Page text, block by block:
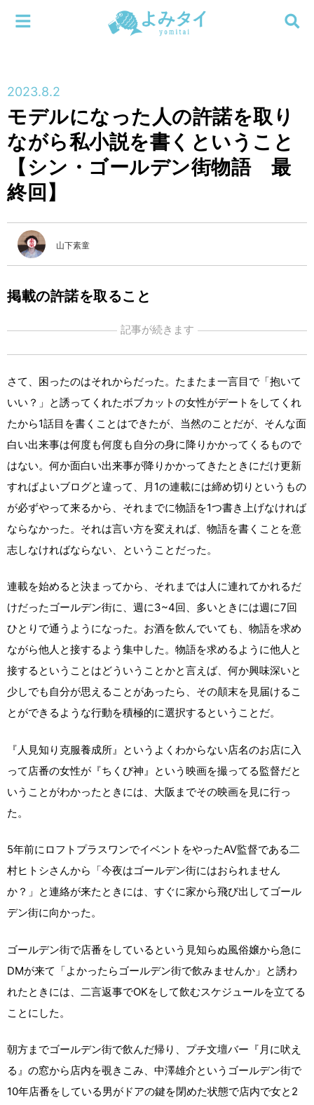
連載
新刊
特集
編集部
検索する
メニューを閉じる
2023.8.2
モデルになった人の許諾を取り
ながら私小説を書くということ
【シン・ゴールデン街物語 最
終回】
山下素童
掲載の許諾を取ること
記事が続きます
さて、困ったのはそれからだった。たまたま一言目で「抱いて
いい？」と誘ってくれたボブカットの女性がデートをしてくれ
たから1話目を書くことはできたが、当然のことだが、そんな面
白い出来事は何度も何度も自分の身に降りかかってくるもので
はない。何か面白い出来事が降りかかってきたときにだけ更新
すればよいブログと違って、月1の連載には締め切りというもの
が必ずやって来るから、それまでに物語を1つ書き上げなければ
ならなかった。それは言い方を変えれば、物語を書くことを意
志しなければならない、ということだった。
連載を始めると決まってから、それまでは人に連れてかれるだ
けだったゴールデン街に、週に3~4回、多いときには週に7回
ひとりで通うようになった。お酒を飲んでいても、物語を求め
ながら他人と接するよう集中した。物語を求めるように他人と
接するということはどういうことかと言えば、何か興味深いと
少しでも自分が思えることがあったら、その顛末を見届けるこ
とができるような行動を積極的に選択するということだ。
『人見知り克服養成所』というよくわからない店名のお店に入
って店番の女性が『ちくび神』という映画を撮ってる監督だと
いうことがわかったときには、大阪までその映画を見に行っ
た。
5年前にロフトプラスワンでイベントをやったAV監督である二
村ヒトシさんから「今夜はゴールデン街にはおられません
か？」と連絡が来たときには、すぐに家から飛び出してゴール
デン街に向かった。
ゴールデン街で店番をしているという見知らぬ風俗嬢から急に
DMが来て「よかったらゴールデン街で飲みませんか」と誘わ
れたときには、二言返事でOKをして飲むスケジュールを立てる
ことにした。
朝方までゴールデン街で飲んだ帰り、プチ文壇バー『月に吠え
る』の窓から店内を覗きこみ、中澤雄介というゴールデン街で
10年店番をしている男がドアの鍵を閉めた状態で店内で女と2